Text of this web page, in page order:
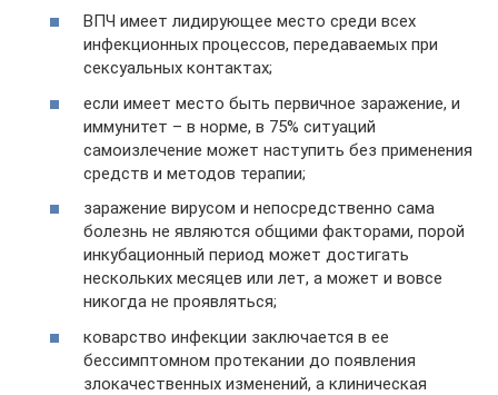
ВПЧ имеет лидирующее место среди всех
инфекционных процессов, передаваемых при
сексуальных контактах;
если имеет место быть первичное заражение, и
иммунитет – в норме, в 75% ситуаций
самоизлечение может наступить без применения
средств и методов терапии;
заражение вирусом и непосредственно сама
болезнь не являются общими факторами, порой
инкубационный период может достигать
нескольких месяцев или лет, а может и вовсе
никогда не проявляться;
коварство инфекции заключается в ее
бессимптомном протекании до появления
злокачественных изменений, а клиническая